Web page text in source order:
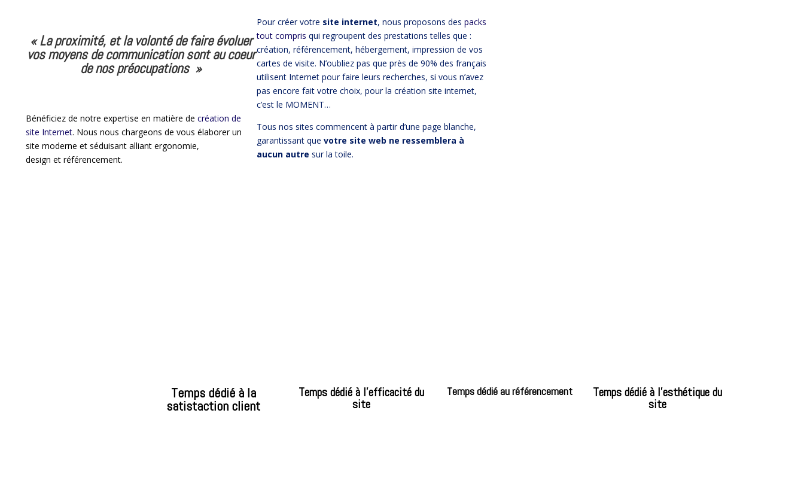
« La proximité, et la volonté de faire évoluer
vos moyens de communication sont au coeur
de nos préocupations »
Bénéficiez de notre expertise en matière de création de
site Internet. Nous nous chargeons de vous élaborer un
site moderne et séduisant alliant ergonomie,
design et référencement.
Pour créer votre site internet, nous proposons des packs
tout compris qui regroupent des prestations telles que :
création, référencement, hébergement, impression de vos
cartes de visite. N’oubliez pas que près de 90% des français
utilisent Internet pour faire leurs recherches, si vous n’avez
pas encore fait votre choix, pour la création site internet,
c’est le MOMENT…
Tous nos sites commencent à partir d’une page blanche,
garantissant que votre site web ne ressemblera à
aucun autre sur la toile.
Temps dédié à la
satistaction client
Temps dédié à l'efficacité du
site
Temps dédié au référencement Temps dédié à l'esthétique du
site